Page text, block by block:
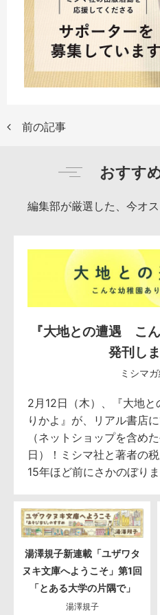
前の記事
おすす
編集部が厳選した、今オ
『大地との遭遇 こ
発刊し
ミシマ
2月12日（木）、『大地
りかよ』が、リアル書店
（ネットショップを含め
日）！ミシマ社と著者の
15年ほど前にさかのぼりま
湯澤規子新連載「ユザワタ
ヌキ文庫へようこそ」第1回
「とある大学の片隅で」
湯澤規子